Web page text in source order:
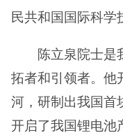
民共和国国际科学
陈立泉院士是
拓者和引领者。他
河，研制出我国首
开启了我国锂电池